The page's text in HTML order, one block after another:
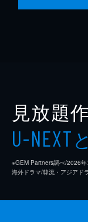
見放題
U-NEXT
※GEM Partners調べ/2026
海外ドラマ/韓流・アジアド